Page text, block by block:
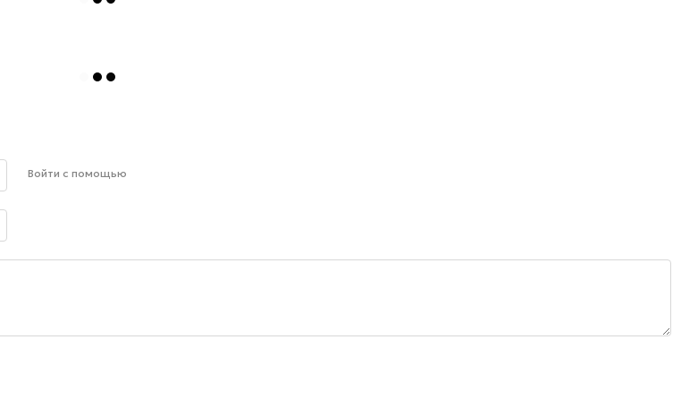
Войти с помощью